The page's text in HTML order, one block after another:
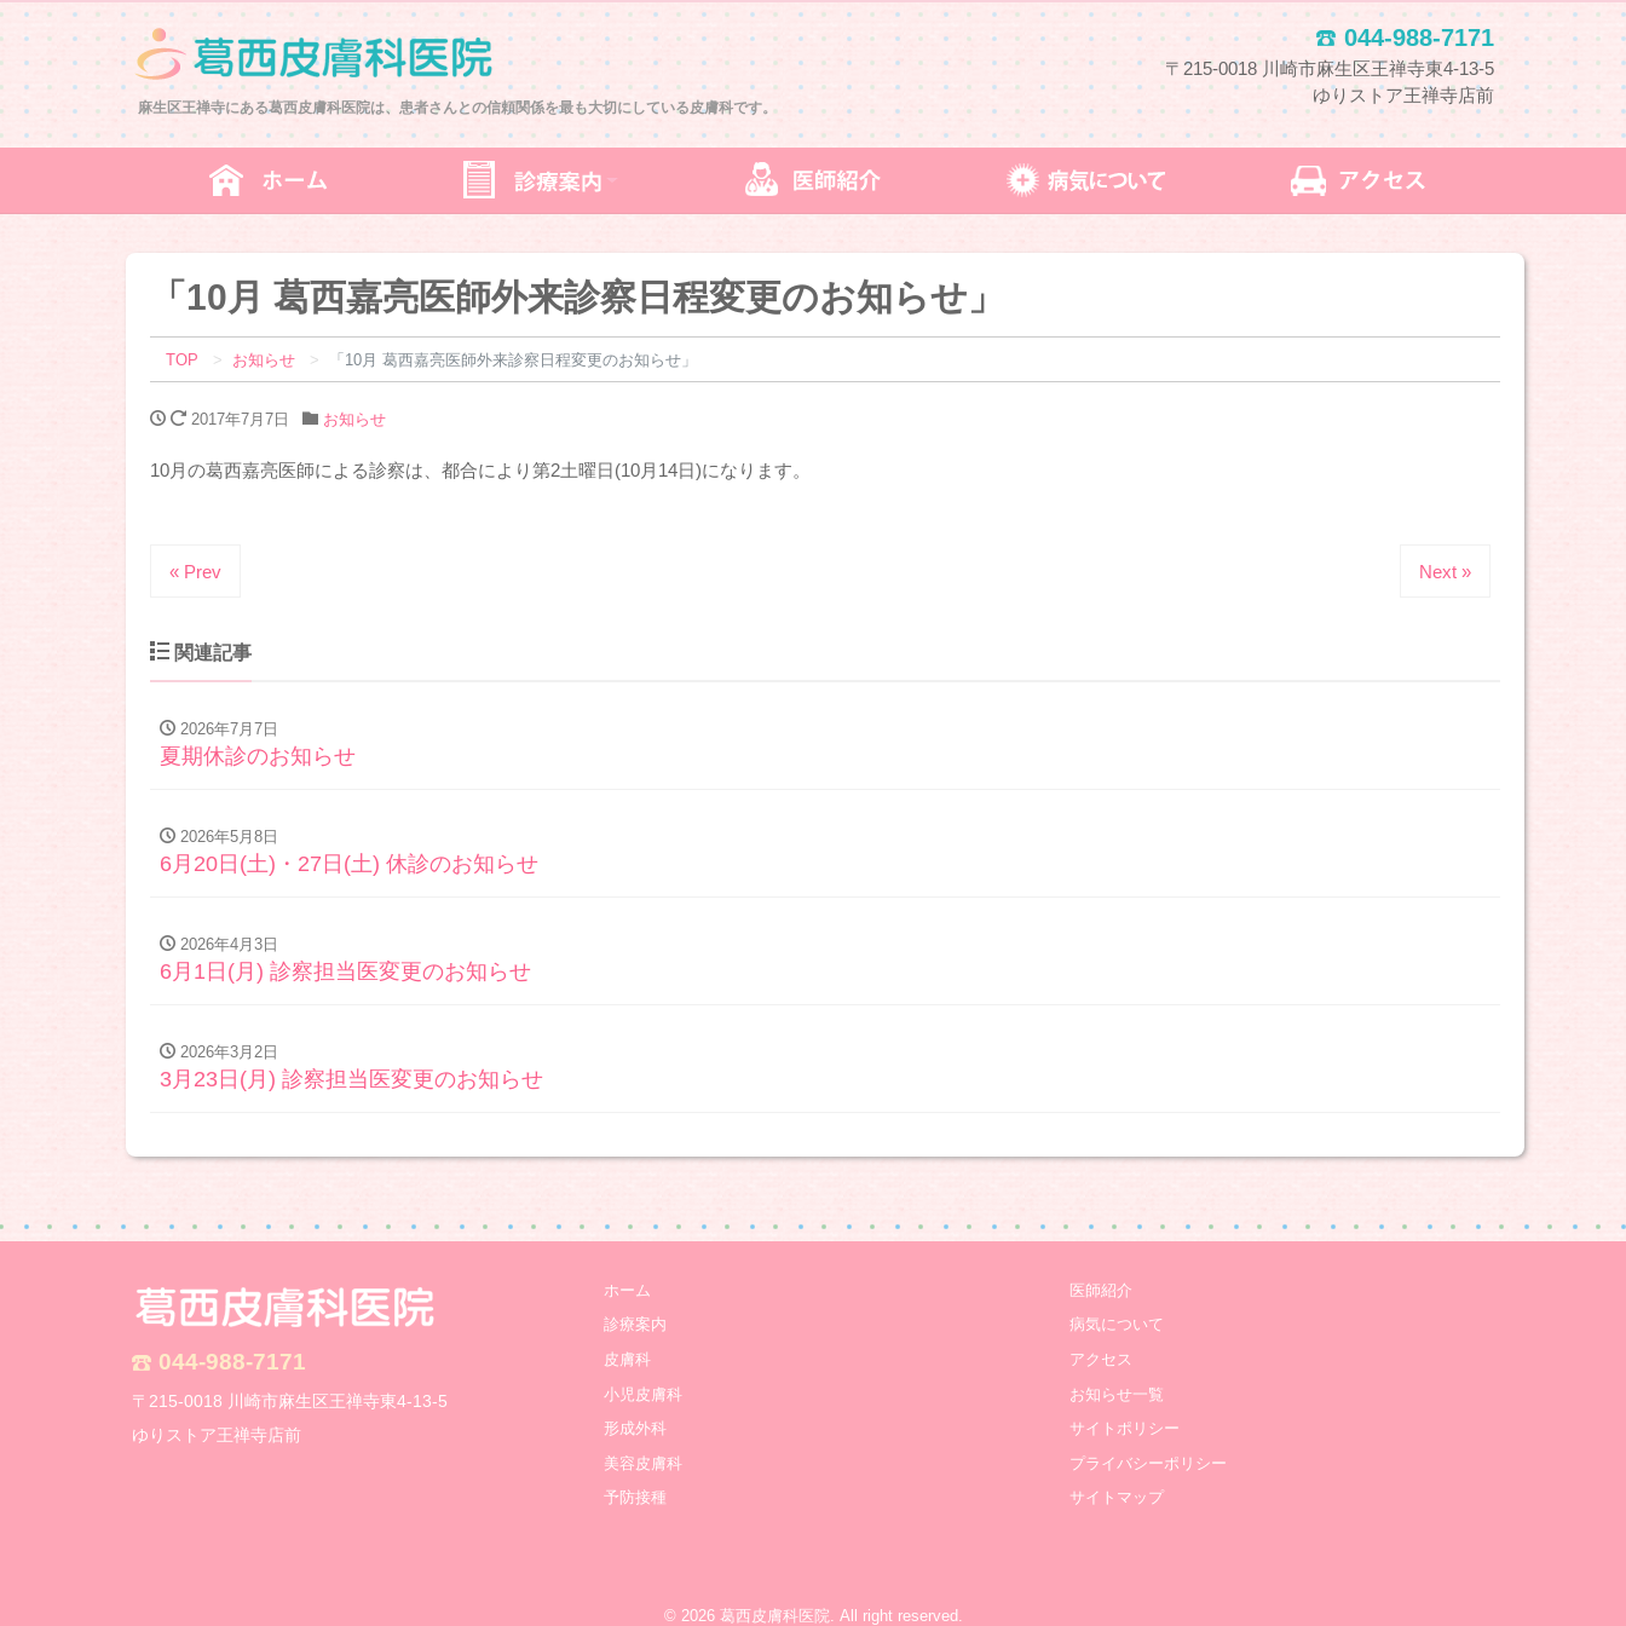
麻生区王禅寺にある葛西皮膚科医院は、患者さんとの信頼関係を最も大切にしている皮膚科です。
044-988-7171
〒215-0018 川崎市麻生区王禅寺東4-13-5
ゆりストア王禅寺店前
「10月 葛西嘉亮医師外来診察日程変更のお知らせ」
TOP お知らせ 「10月 葛西嘉亮医師外来診察日程変更のお知らせ」
2017年7月7日 お知らせ
10月の葛西嘉亮医師による診察は、都合により第2土曜日(10月14日)になります。
« Prev Next »
関連記事
2026年7月7日
夏期休診のお知らせ
2026年5月8日
6月20日(土)・27日(土) 休診のお知らせ
2026年4月3日
6月1日(月) 診察担当医変更のお知らせ
2026年3月2日
3月23日(月) 診察担当医変更のお知らせ
044-988-7171
〒215-0018 川崎市麻生区王禅寺東4-13-5
ゆりストア王禅寺店前
ホーム
診療案内
皮膚科
小児皮膚科
形成外科
美容皮膚科
予防接種
医師紹介
病気について
アクセス
お知らせ一覧
サイトポリシー
プライバシーポリシー
サイトマップ
© 2026 葛西皮膚科医院. All right reserved.